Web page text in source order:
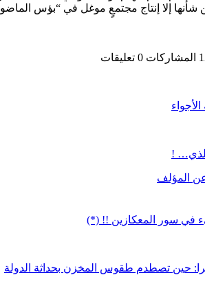
إلا إنتاج مجتمعٍ موغل في “بؤس
0 تعليقات
!
عن المؤلف
سور المعكازين !! (*)
حين تصطدم طقوس المخزن بحداثة الدولة